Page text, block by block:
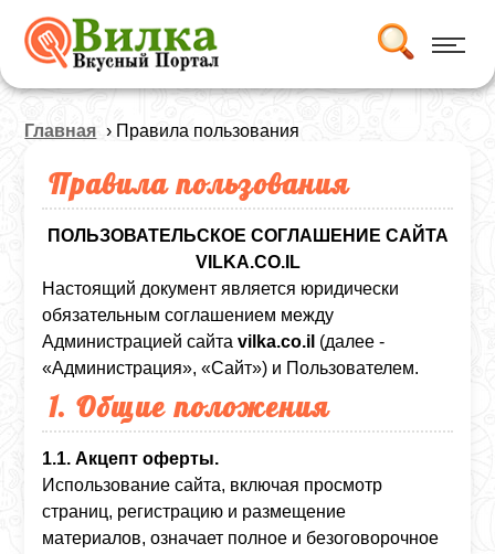
Главная › Правила пользования
Правила пользования
ПОЛЬЗОВАТЕЛЬСКОЕ СОГЛАШЕНИЕ САЙТА
VILKA.CO.IL
Настоящий документ является юридически
обязательным соглашением между
Администрацией сайтаvilka.co.il (далее -
«Администрация», «Сайт») и Пользователем.
1. Общие положения
1.1. Акцепт оферты.
Использование сайта, включая просмотр
страниц, регистрацию и размещение
материалов, означает полное и безоговорочное